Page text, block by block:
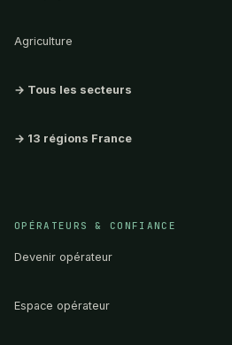
Agriculture
→ Tous les secteurs
→ 13 régions France
OPÉRATEURS & CONFIANCE
Devenir opérateur
Espace opérateur